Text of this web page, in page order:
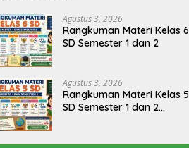
Agustus 3, 2026
Rangkuman Materi Kelas 6
SD Semester 1 dan 2
Agustus 3, 2026
Rangkuman Materi Kelas 5
SD Semester 1 dan 2